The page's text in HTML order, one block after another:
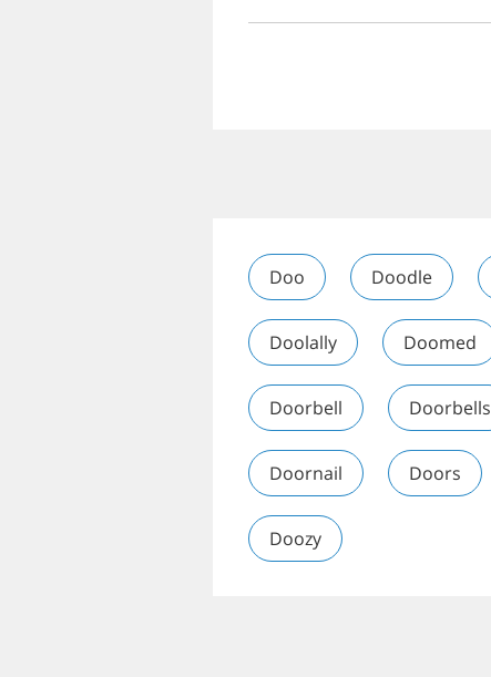
Doo Doodle
Doolally Doomed
Doorbell Doorbells
Doornail Doors
Doozy